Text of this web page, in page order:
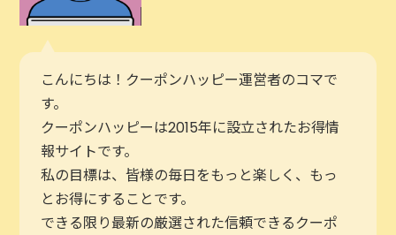
こんにちは！クーポンハッピー運営者のコマで
す。
クーポンハッピーは2015年に設立されたお得情
報サイトです。
私の目標は、皆様の毎日をもっと楽しく、もっ
とお得にすることです。
できる限り最新の厳選された信頼できるクーポ